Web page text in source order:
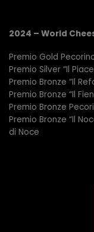
2024 – World
Premio Gold
Premio Silver “Il
Premio Bronze “Il
Premio Bronze “Il
Premio Bronze
Premio Bronze “Il
di Noce